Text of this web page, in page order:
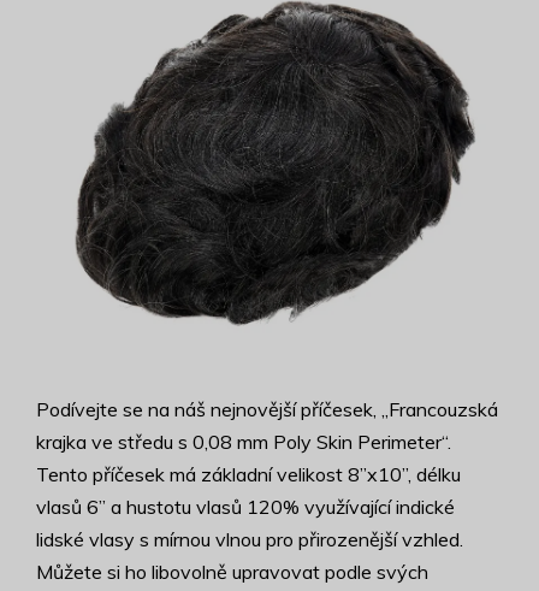
Podívejte se na náš nejnovější příčesek, „Francouzská
krajka ve středu s 0,08 mm Poly Skin Perimeter“.
Tento příčesek má základní velikost 8”x10”, délku
vlasů 6” a hustotu vlasů 120% využívající indické
lidské vlasy s mírnou vlnou pro přirozenější vzhled.
Můžete si ho libovolně upravovat podle svých